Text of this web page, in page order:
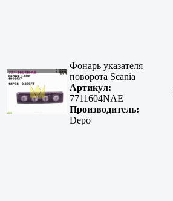
Фонарь указателя
поворота Scania
Артикул:
7711604NAE
Производитель:
Depo